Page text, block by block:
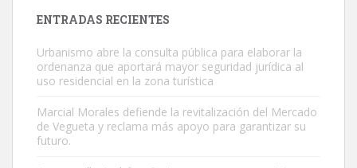
Adopción urgente
ENTRADAS RECIENTES
Urbanismo abre la consulta pública para elaborar la
ordenanza que aportará mayor seguridad jurídica al
uso residencial en la zona turística
Marcial Morales defiende la revitalización del Mercado
de Vegueta y reclama más apoyo para garantizar su
futuro.